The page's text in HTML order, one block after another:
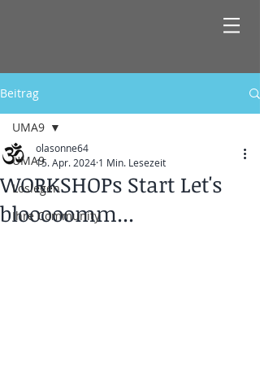
Beitrag
UMA9
Loslegen
Ihre Community
UMA9
WORKSHOPs Start Let's
blooooomm...
olasonne64
15. Apr. 2024 1 Min. Lesezeit